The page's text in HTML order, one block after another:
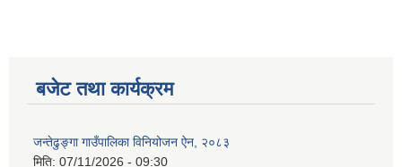
बजेट तथा कार्यक्रम
जन्तेढुङ्गा गाउँपालिका विनियोजन ऐन, २०८३
मिति: 07/11/2026 - 09:30